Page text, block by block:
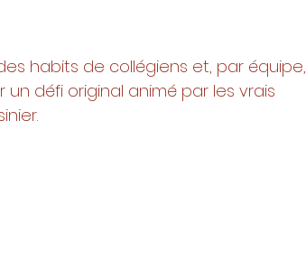
habits de collégiens et, par
défi original animé par les vrais